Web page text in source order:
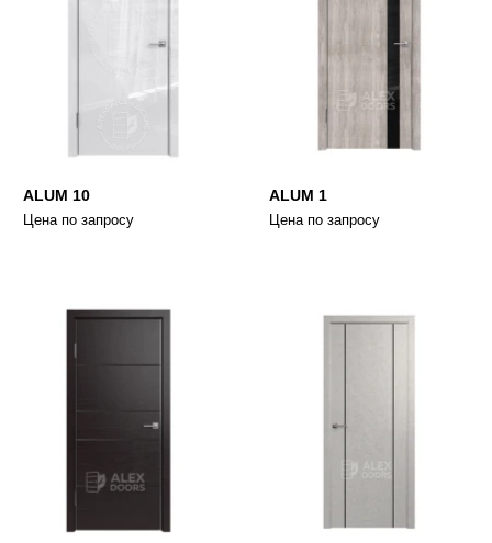
ALUM 10
Цена по запросу
ALUM 1
Цена по запросу